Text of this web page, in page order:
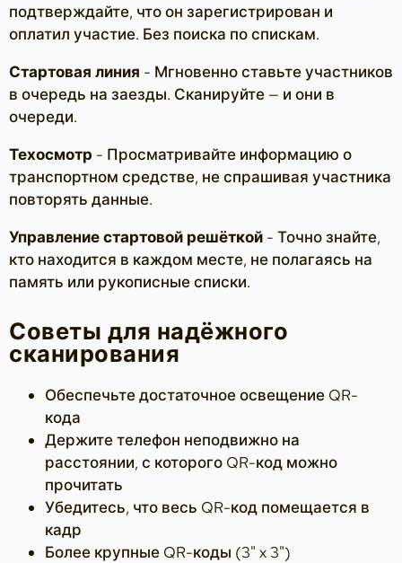
подтверждайте, что он зарегистрирован и
оплатил участие. Без поиска по спискам.
Стартовая линия - Мгновенно ставьте участников
в очередь на заезды. Сканируйте — и они в
очереди.
Техосмотр - Просматривайте информацию о
транспортном средстве, не спрашивая участника
повторять данные.
Управление стартовой решёткой - Точно знайте,
кто находится в каждом месте, не полагаясь на
память или рукописные списки.
Советы для надёжного
сканирования
Обеспечьте достаточное освещение QR-
кода
Держите телефон неподвижно на
расстоянии, с которого QR-код можно
прочитать
Убедитесь, что весь QR-код помещается в
кадр
Более крупные QR-коды (3" x 3")